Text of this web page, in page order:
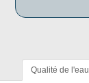
Qualité de l'eau